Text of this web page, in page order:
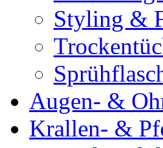
Styling &
Augen- &
Krallen- &